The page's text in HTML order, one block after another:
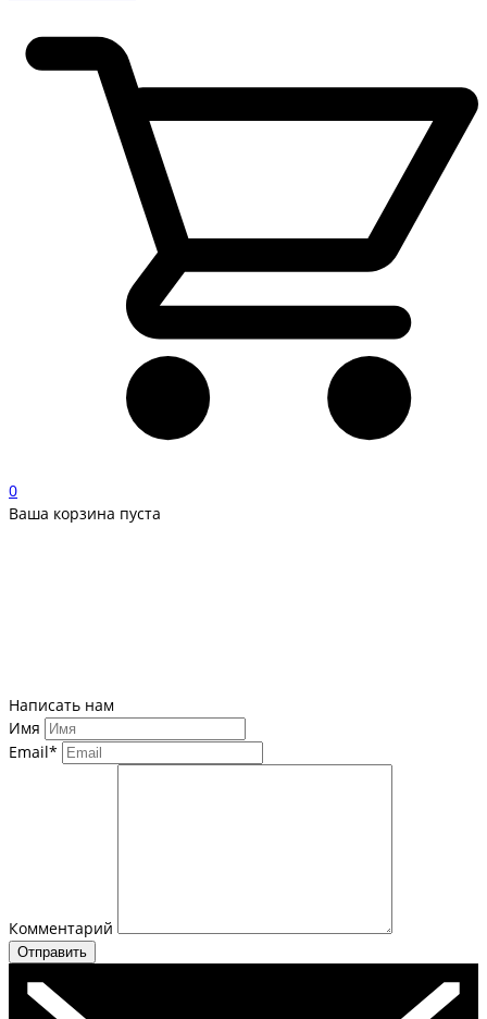
0
Ваша корзина пуста
Написать нам
Имя
Email*
Комментарий
Отправить